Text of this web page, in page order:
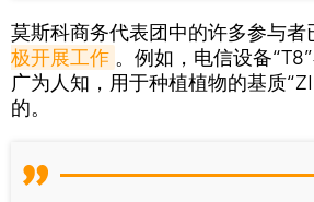
莫斯科商务代表团中的许多参与者
极开展工作 。例如，电信设备
广为人知，用于种植植物的基质
的。